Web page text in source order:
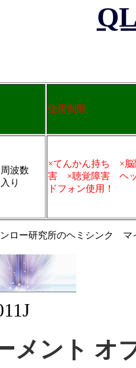
使用制限
波数
り
×てんかん持ち ×脳
害 ×聴覚障害 ヘ
ドフォン使用！
ー研究所のヘミシンク マイ
メント オ